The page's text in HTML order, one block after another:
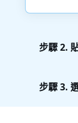
步驟 2.
步驟 3.